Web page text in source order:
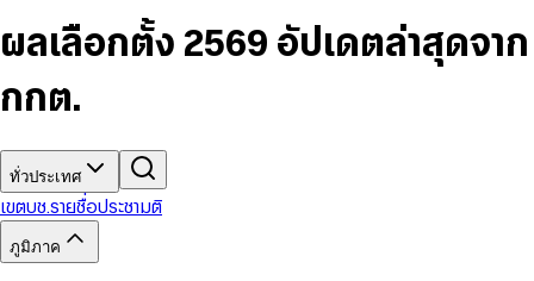
7
8
5
6
8
9
6
7
9
5
6
8
9
9
ผลเลือกตั้ง 2569 อัปเดตล่าสุดจาก
กกต.
ทั่วประเทศ
เขตบช.รายชื่อประชามติ
ภูมิภาค